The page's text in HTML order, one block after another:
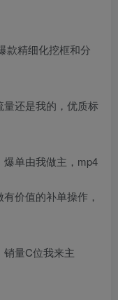
款精细化挖框和分
还是我的，优质标
单由我做主，mp4
价值的补单操作，
销量C位我来主